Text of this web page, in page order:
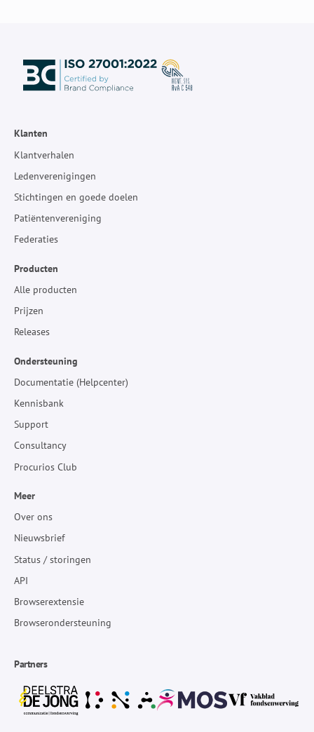
Klanten
Klantverhalen
Ledenverenigingen
Stichtingen en goede doelen
Patiëntenvereniging
Federaties
Producten
Alle producten
Prijzen
Releases
Ondersteuning
Documentatie (Helpcenter)
Kennisbank
Support
Consultancy
Procurios Club
Meer
Over ons
Nieuwsbrief
Status / storingen
API
Browserextensie
Browserondersteuning
Partners